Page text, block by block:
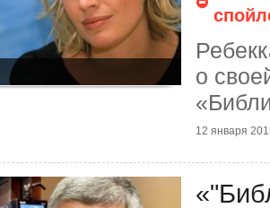
о
12 января